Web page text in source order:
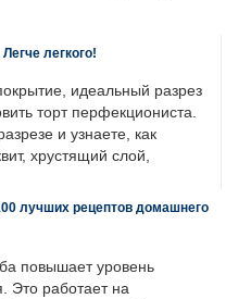
легкого!
идеальный разрез
торт перфекциониста.
и узнаете, как
хрустящий слой,
лучших рецептов домашнего
повышает уровень
Это работает на